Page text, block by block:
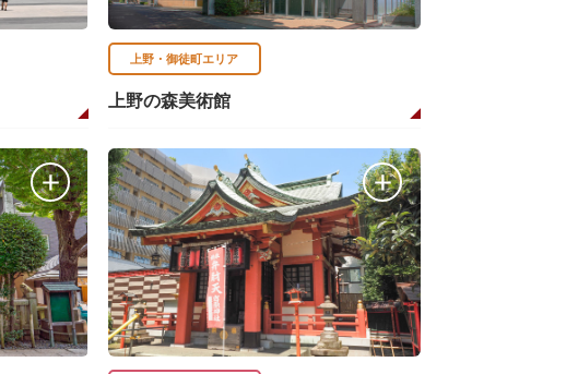
上野・御徒町エリア
上野の森美術館